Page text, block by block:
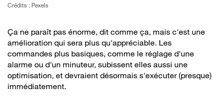
Crédits : Pexels
Ça ne paraît pas énorme, dit comme ça, mais c'est une
amélioration qui sera plus qu'appréciable. Les
commandes plus basiques, comme le réglage d'une
alarme ou d'un minuteur, subissent elles aussi une
optimisation, et devraient désormais s'exécuter (presque)
immédiatement.